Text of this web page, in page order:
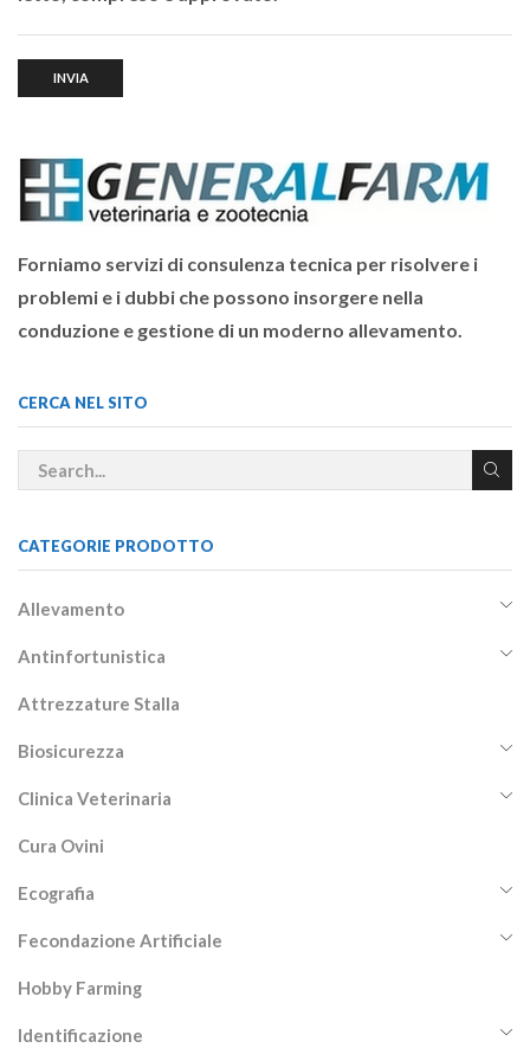
Forniamo servizi di consulenza tecnica per risolvere i
problemi e i dubbi che possono insorgere nella
conduzione e gestione di un moderno allevamento.
CERCA NEL SITO
CATEGORIE PRODOTTO
Allevamento
Antinfortunistica
Attrezzature Stalla
Biosicurezza
Clinica Veterinaria
Cura Ovini
Ecografia
Fecondazione Artificiale
Hobby Farming
Identificazione